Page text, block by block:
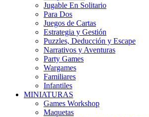
Jugable En Solitario
Para Dos
Juegos de Cartas
Estrategia y Gestión
Puzzles, Deducción y Escape
Narrativos y Aventuras
Party Games
Wargames
Familiares
Infantiles
MINIATURAS
Games Workshop
Maquetas